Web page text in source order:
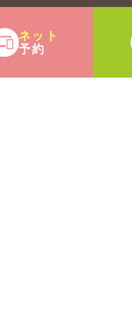
ネット
予約